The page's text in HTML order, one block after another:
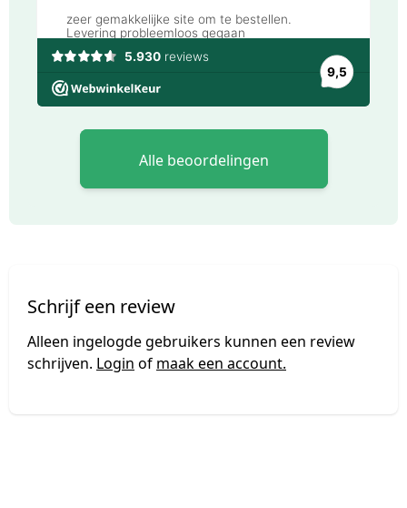
Alle beoordelingen
Schrijf een review
Alleen ingelogde gebruikers kunnen een review
schrijven. Login of maak een account.